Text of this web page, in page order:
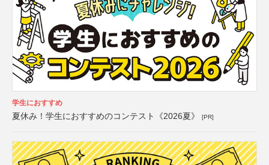
学生におすすめ
夏休み！学生におすすめのコンテスト《2026夏》 [PR]